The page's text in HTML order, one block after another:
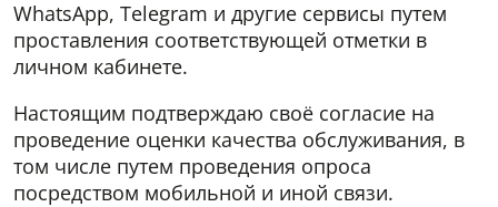
WhatsApp, Telegram и другие сервисы путем
проставления соответствующей отметки в
личном кабинете.
Настоящим подтверждаю своё согласие на
проведение оценки качества обслуживания, в
том числе путем проведения опроса
посредством мобильной и иной связи.